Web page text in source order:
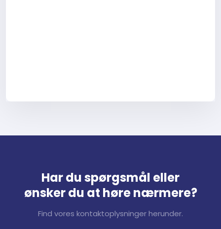
Har du spørgsmål eller
​ønsker du at høre nærmere?
Find vores kontaktoplysninger herunder.